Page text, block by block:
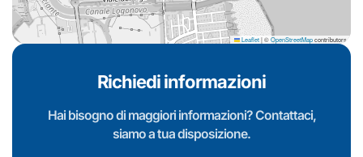
Leaflet|©OpenStreetMapcontributors
Richiedi informazioni
Hai bisogno di maggiori informazioni? Contattaci,
siamo a tua disposizione.